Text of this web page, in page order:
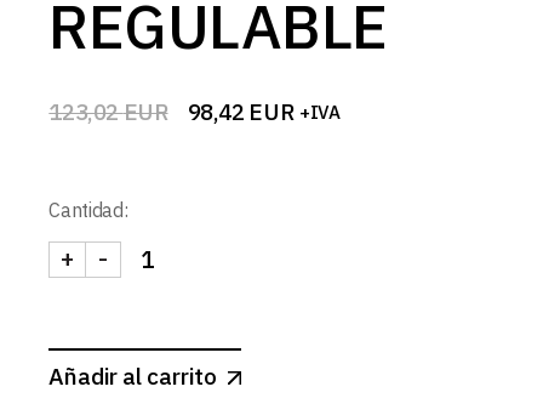
REGULABLE
123,02EUR
El
123,02 EUR.
98,42 EUR
El
98,42 EUR.
+IVA
Cantidad:
DOWNLIGHT LED BLANCO MATE Ø200mm 30W
-
+
Añadir al carrito